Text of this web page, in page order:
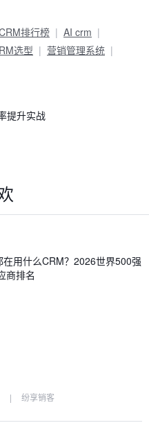
排行榜
AI crm
选型
营销管理系统
提升实战
在用什么CRM？2026世界500强
商排名
| 纷享销客